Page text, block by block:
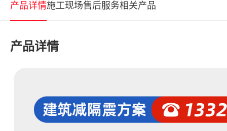
产品详情施工现场售后服务相关产品
产品详情